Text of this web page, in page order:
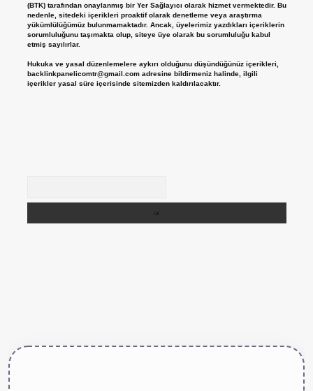
(BTK) tarafından onaylanmış bir Yer Sağlayıcı olarak hizmet vermektedir. Bu
nedenle, sitedeki içerikleri proaktif olarak denetleme veya araştırma
yükümlülüğümüz bulunmamaktadır. Ancak, üyelerimiz yazdıkları içeriklerin
sorumluluğunu taşımakta olup, siteye üye olarak bu sorumluluğu kabul
etmiş sayılırlar.
Hukuka ve yasal düzenlemelere aykırı olduğunu düşündüğünüz içerikleri,
backlinkpanelicomtr@gmail.comadresine bildirmeniz halinde, ilgili
içerikler yasal süre içerisinde sitemizden kaldırılacaktır.